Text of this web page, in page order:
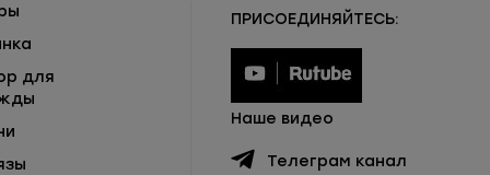
для
ПРИСОЕДИНЯЙТЕСЬ:
Наше видео
Телеграм канал